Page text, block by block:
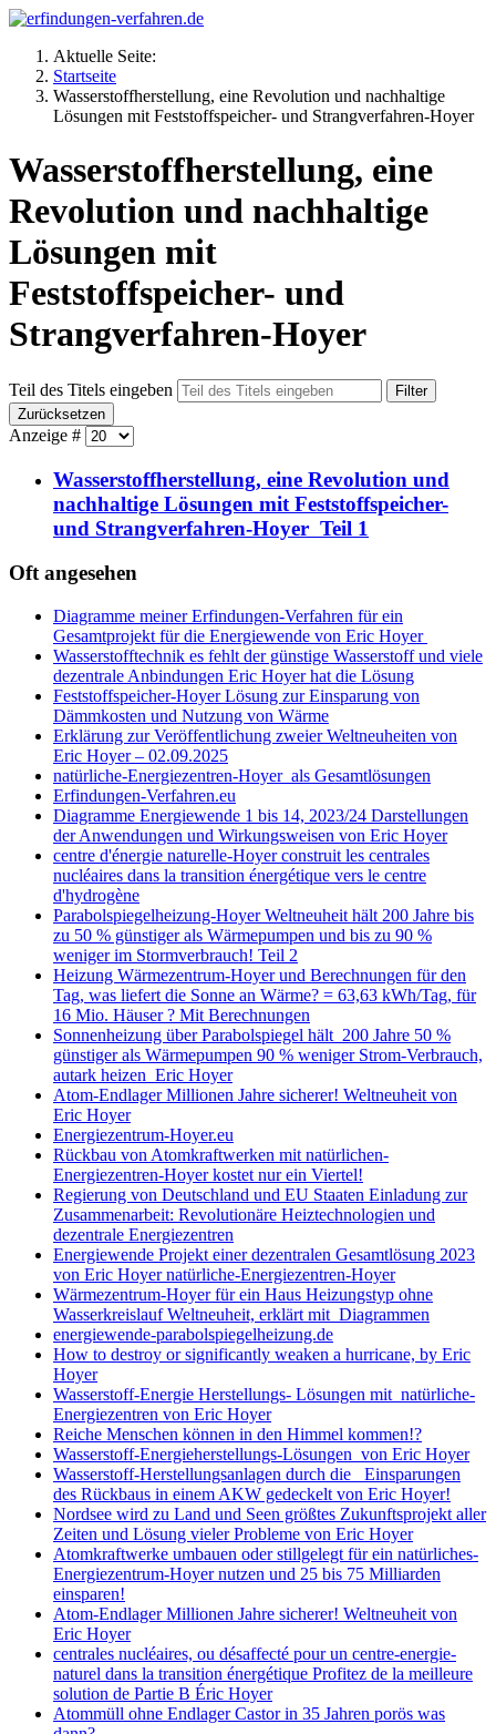
Aktuelle Seite:
Startseite
Wasserstoffherstellung, eine Revolution und nachhaltige
Lösungen mit Feststoffspeicher- und Strangverfahren-Hoyer
Wasserstoffherstellung, eine
Revolution und nachhaltige
Lösungen mit
Feststoffspeicher- und
Strangverfahren-Hoyer
Teil des Titels eingeben
Filter
Zurücksetzen
Anzeige #
Wasserstoffherstellung, eine Revolution und
nachhaltige Lösungen mit Feststoffspeicher-
und Strangverfahren-Hoyer Teil 1
Oft angesehen
Diagramme meiner Erfindungen-Verfahren für ein
Gesamtprojekt für die Energiewende von Eric Hoyer
Wasserstofftechnik es fehlt der günstige Wasserstoff und viele
dezentrale Anbindungen Eric Hoyer hat die Lösung
Feststoffspeicher-Hoyer Lösung zur Einsparung von
Dämmkosten und Nutzung von Wärme
Erklärung zur Veröffentlichung zweier Weltneuheiten von
Eric Hoyer – 02.09.2025
natürliche-Energiezentren-Hoyer als Gesamtlösungen
Erfindungen-Verfahren.eu
Diagramme Energiewende 1 bis 14, 2023/24 Darstellungen
der Anwendungen und Wirkungsweisen von Eric Hoyer
centre d'énergie naturelle-Hoyer construit les centrales
nucléaires dans la transition énergétique vers le centre
d'hydrogène
Parabolspiegelheizung-Hoyer Weltneuheit hält 200 Jahre bis
zu 50 % günstiger als Wärmepumpen und bis zu 90 %
weniger im Stormverbrauch! Teil 2
Heizung Wärmezentrum-Hoyer und Berechnungen für den
Tag, was liefert die Sonne an Wärme? = 63,63 kWh/Tag, für
16 Mio. Häuser ? Mit Berechnungen
Sonnenheizung über Parabolspiegel hält 200 Jahre 50 %
günstiger als Wärmepumpen 90 % weniger Strom-Verbrauch,
autark heizen Eric Hoyer
Atom-Endlager Millionen Jahre sicherer! Weltneuheit von
Eric Hoyer
Energiezentrum-Hoyer.eu
Rückbau von Atomkraftwerken mit natürlichen-
Energiezentren-Hoyer kostet nur ein Viertel!
Regierung von Deutschland und EU Staaten Einladung zur
Zusammenarbeit: Revolutionäre Heiztechnologien und
dezentrale Energiezentren
Energiewende Projekt einer dezentralen Gesamtlösung 2023
von Eric Hoyer natürliche-Energiezentren-Hoyer
Wärmezentrum-Hoyer für ein Haus Heizungstyp ohne
Wasserkreislauf Weltneuheit, erklärt mit Diagrammen
energiewende-parabolspiegelheizung.de
How to destroy or significantly weaken a hurricane, by Eric
Hoyer
Wasserstoff-Energie Herstellungs- Lösungen mit natürliche-
Energiezentren von Eric Hoyer
Reiche Menschen können in den Himmel kommen!?
Wasserstoff-Energieherstellungs-Lösungen von Eric Hoyer
Wasserstoff-Herstellungsanlagen durch die Einsparungen
des Rückbaus in einem AKW gedeckelt von Eric Hoyer!
Nordsee wird zu Land und Seen größtes Zukunftsprojekt aller
Zeiten und Lösung vieler Probleme von Eric Hoyer
Atomkraftwerke umbauen oder stillgelegt für ein natürliches-
Energiezentrum-Hoyer nutzen und 25 bis 75 Milliarden
einsparen!
Atom-Endlager Millionen Jahre sicherer! Weltneuheit von
Eric Hoyer
centrales nucléaires, ou désaffecté pour un centre-energie-
naturel dans la transition énergétique Profitez de la meilleure
solution de Partie B Éric Hoyer
Atommüll ohne Endlager Castor in 35 Jahren porös was